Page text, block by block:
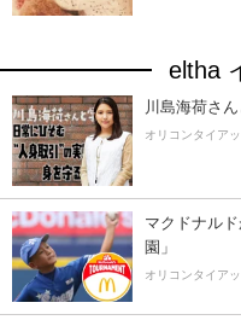
eltha
川島海荷さ
オリコンタイア
マクドナル
園」
オリコンタイア